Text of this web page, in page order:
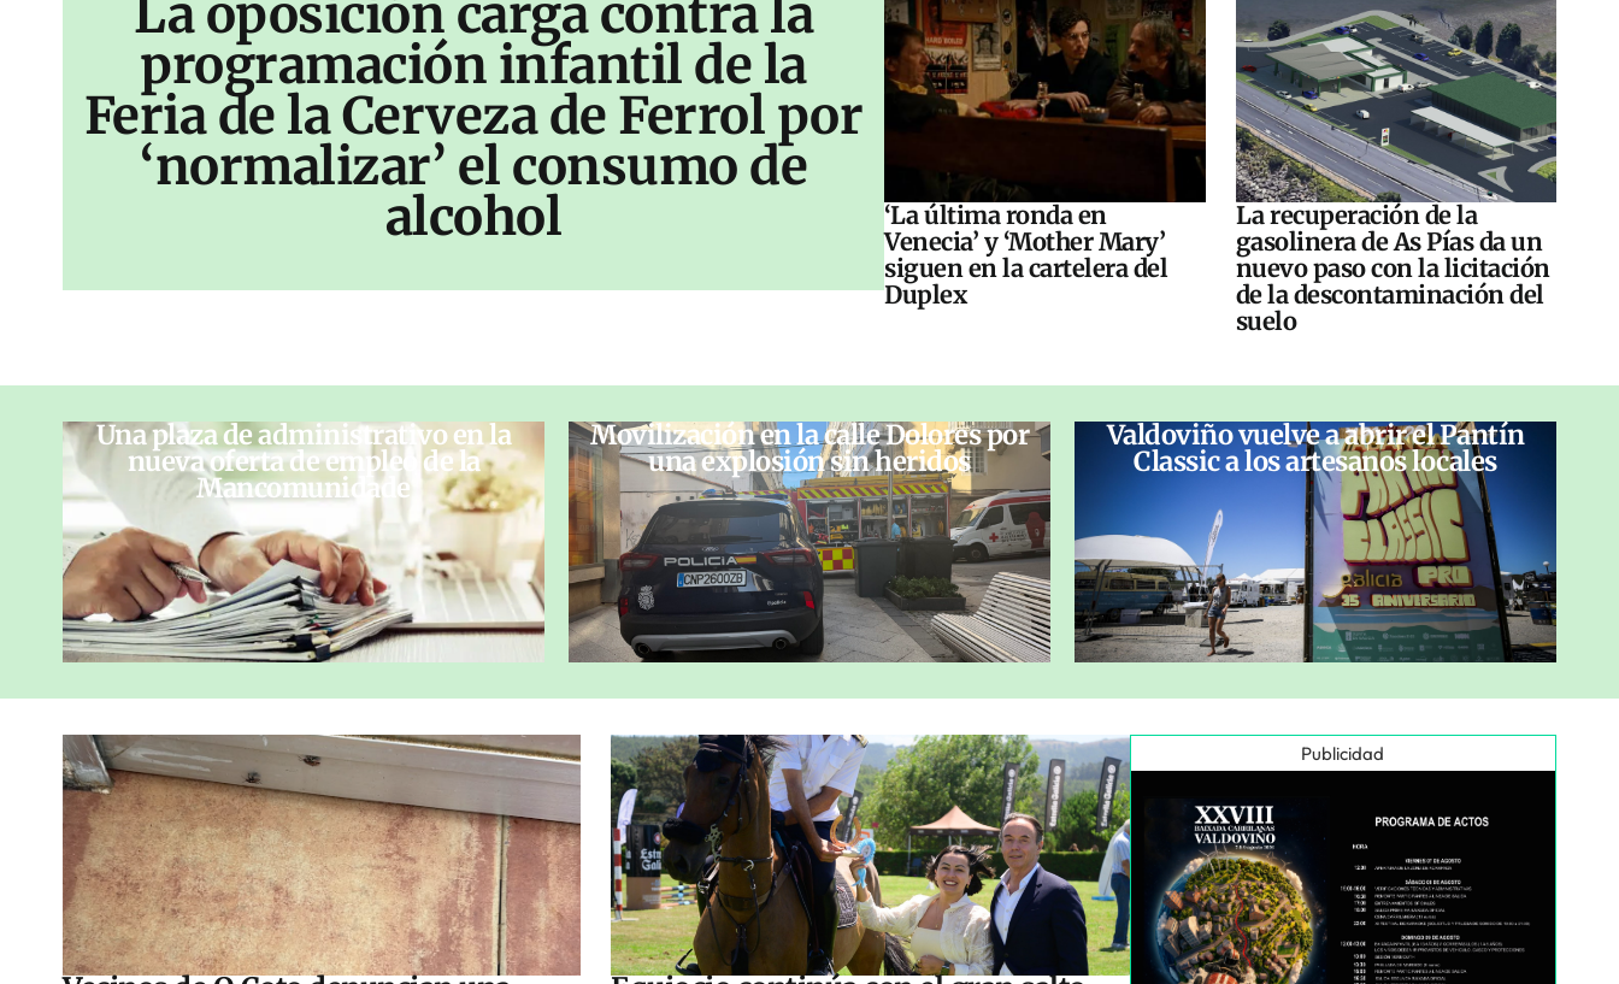
La oposición carga contra la
programación infantil de la
Feria de la Cerveza de Ferrol por
‘normalizar’ el consumo de
alcohol
‘La última ronda en
Venecia’ y ‘Mother Mary’
siguen en la cartelera del
Duplex
La recuperación de la
gasolinera de As Pías da un
nuevo paso con la licitación
de la descontaminación del
suelo
Una plaza de administrativo en la
nueva oferta de empleo de la
Mancomunidade
Movilización en la calle Dolores por
una explosión sin heridos
Valdoviño vuelve a abrir el Pantín
Classic a los artesanos locales
Publicidad